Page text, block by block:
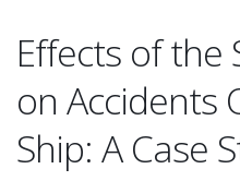
Effects of the
on Accidents
Ship: A Case